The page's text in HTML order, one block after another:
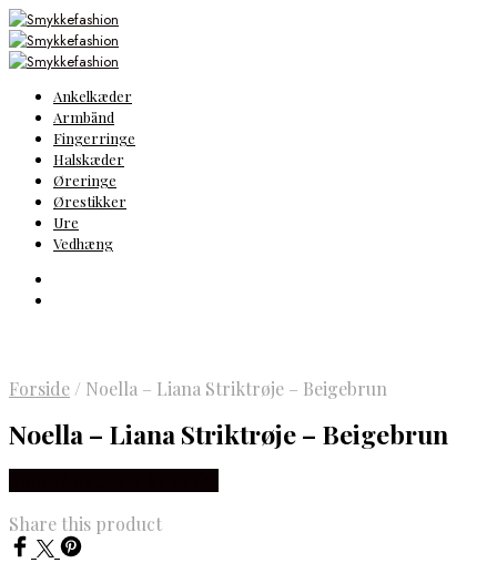
Ankelkæder
Armbånd
Fingerringe
Halskæder
Øreringe
Ørestikker
Ure
Vedhæng
Forside / Noella – Liana Striktrøje – Beigebrun
Noella – Liana Striktrøje – Beigebrun
Share this product